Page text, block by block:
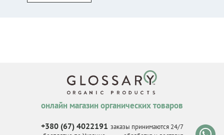
онлайн магазин органических товаров
+380 (67) 4022191 заказы принимаются 24/7